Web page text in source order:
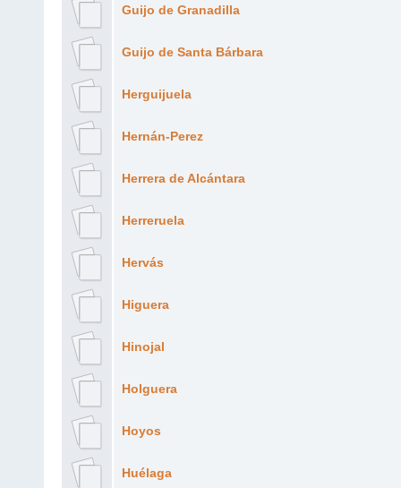
Guijo de Granadilla
Guijo de Santa Bárbara
Herguijuela
Hernán-Perez
Herrera de Alcántara
Herreruela
Hervás
Higuera
Hinojal
Holguera
Hoyos
Huélaga